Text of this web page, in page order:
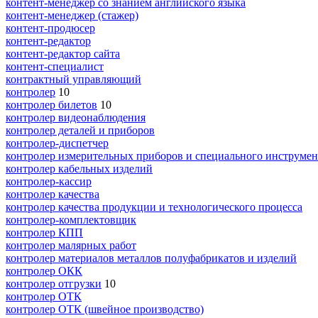
контент-менеджер (стажер)
контент-продюсер
контент-редактор
контент-редактор сайта
контент-специалист
контрактный управляющий
контролер 10
контролер билетов 10
контролер видеонаблюдения
контролер деталей и приборов
контролер-диспетчер
контролер измерительных приборов и специального
контролер кабельных изделий
контролер-кассир
контролер качества
контролер качества продукции и технологического процесса
контролер-комплектовщик
контролер КПП
контролер малярных работ
контролер материалов металлов полуфабрикатов и изделий
контролер ОКК
контролер отгрузки 10
контролер ОТК
контролер ОТК (швейное производство)